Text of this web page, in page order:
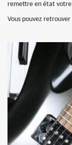
remettre en état votre
Vous pouvez